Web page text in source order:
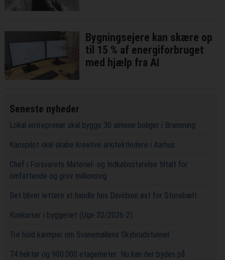
Bygningsejere kan skære op
til 15 % af energiforbruget
med hjælp fra AI
Seneste nyheder
Lokal entreprenør skal bygge 30 almene boliger i Bramming
Kaospilot skal skabe kreative arkitektledere i Aarhus
Chef i Forsvarets Materiel- og Indkøbsstyrelse tiltalt for
omfattende og grov millionsvig
Det bliver lettere at handle hos Davidsen øst for Storebælt
Konkurser i byggeriet (Uge 32/2026-2)
Tre hold kæmper om Svanemøllens Skybrudstunnel
74 hektar og 900.000 etagemeter: Nu kan der bydes på